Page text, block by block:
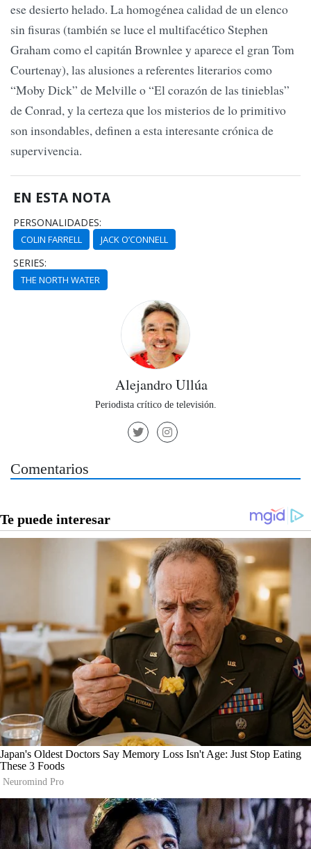
ese desierto helado. La homogénea calidad de un elenco
sin fisuras (también se luce el multifacético Stephen
Graham como el capitán Brownlee y aparece el gran Tom
Courtenay), las alusiones a referentes literarios como
“Moby Dick” de Melville o “El corazón de las tinieblas”
de Conrad, y la certeza que los misterios de lo primitivo
son insondables, definen a esta interesante crónica de
supervivencia.
EN ESTA NOTA
PERSONALIDADES:
COLIN FARRELL JACK O’CONNELL
SERIES:
THE NORTH WATER
Alejandro Ullúa
Periodista crítico de televisión.
Comentarios